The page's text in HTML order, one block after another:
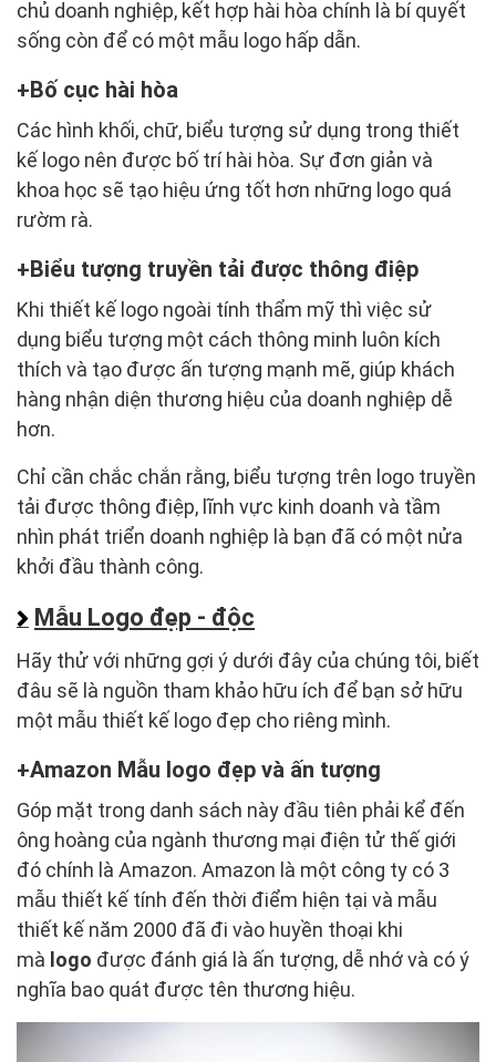
chủ doanh nghiệp, kết hợp hài hòa chính là bí quyết
sống còn để có một mẫu logo hấp dẫn.
Bố cục hài hòa
Các hình khối, chữ, biểu tượng sử dụng trong thiết
kế logo nên được bố trí hài hòa. Sự đơn giản và
khoa học sẽ tạo hiệu ứng tốt hơn những logo quá
rườm rà.
Biểu tượng truyền tải được thông điệp
Khi thiết kế logo ngoài tính thẩm mỹ thì việc sử
dụng biểu tượng một cách thông minh luôn kích
thích và tạo được ấn tượng mạnh mẽ, giúp khách
hàng nhận diện thương hiệu của doanh nghiệp dễ
hơn.
Chỉ cần chắc chắn rằng, biểu tượng trên logo truyền
tải được thông điệp, lĩnh vực kinh doanh và tầm
nhìn phát triển doanh nghiệp là bạn đã có một nửa
khởi đầu thành công.
Mẫu Logo đẹp - độc
Hãy thử với những gợi ý dưới đây của chúng tôi, biết
đâu sẽ là nguồn tham khảo hữu ích để bạn sở hữu
một mẫu thiết kế logo đẹp cho riêng mình.
Amazon Mẫu logo đẹp và ấn tượng
Góp mặt trong danh sách này đầu tiên phải kể đến
ông hoàng của ngành thương mại điện tử thế giới
đó chính là Amazon. Amazon là một công ty có 3
mẫu thiết kế tính đến thời điểm hiện tại và mẫu
thiết kế năm 2000 đã đi vào huyền thoại khi
mà logo được đánh giá là ấn tượng, dễ nhớ và có ý
nghĩa bao quát được tên thương hiệu.